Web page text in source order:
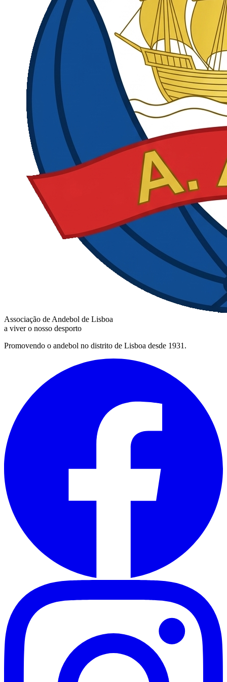
Associação de Andebol de Lisboa
a viver o nosso desporto
Promovendo o andebol no distrito de Lisboa desde 1931.